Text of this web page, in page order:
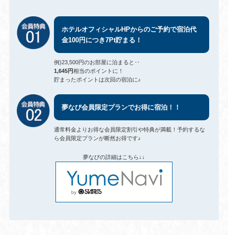
ホテルオフィシャルHPからのご予約で宿泊代
金100円につき7Pt貯まる！
例)23,500円のお部屋に泊まると‥
1,645円相当のポイントに！
貯まったポイントは次回の宿泊に♪
夢なび会員限定プランでお得に宿泊！！
通常料金よりお得な会員限定割引や特典が満載！予約するな
ら会員限定プランが断然お得です♪
夢なびの詳細はこちら↓↓